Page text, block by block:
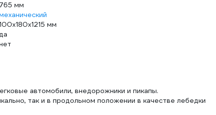
765 мм
мм
автомобили, внедорожники и пикапы.
так и в продольном положении в качестве лебедки